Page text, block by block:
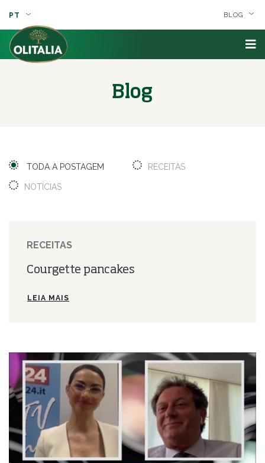
BLOG
PT
Blog
TODA A POSTAGEM RECEITAS
NOTÍCIAS
RECEITAS
Courgette pancakes
LEIA MAIS